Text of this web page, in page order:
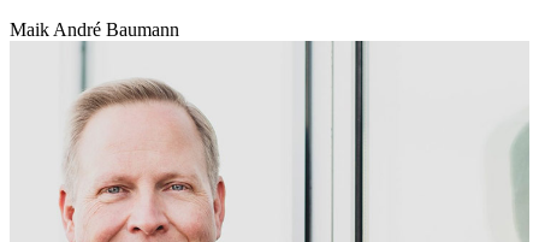
Maik André Baumann